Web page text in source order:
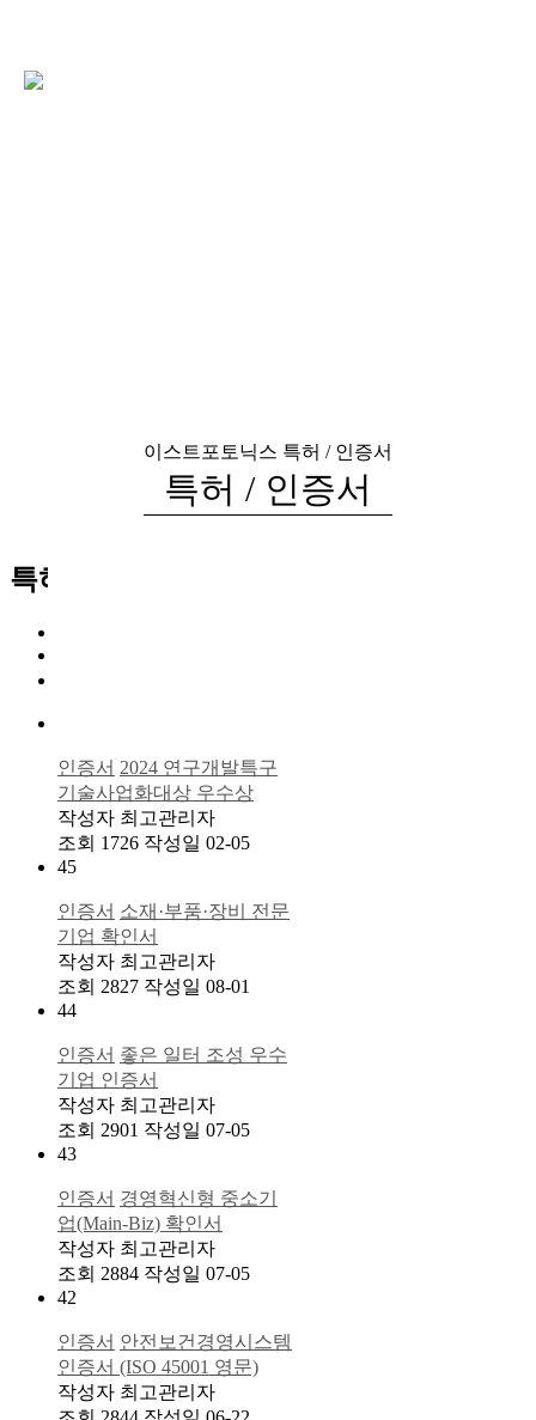
이스트포토닉스 특허 / 인증서
특허 / 인증서
특허 / 인증서 카테고리
인증서 2024 연구개발특구
기술사업화대상 우수상
작성자 최고관리자
조회 1726 작성일 02-05
45
인증서 소재·부품·장비 전문
기업 확인서
작성자 최고관리자
조회 2827 작성일 08-01
44
인증서 좋은 일터 조성 우수
기업 인증서
작성자 최고관리자
조회 2901 작성일 07-05
43
인증서 경영혁신형 중소기
업(Main-Biz) 확인서
작성자 최고관리자
조회 2884 작성일 07-05
42
인증서 안전보건경영시스템
인증서 (ISO 45001 영문)
작성자 최고관리자